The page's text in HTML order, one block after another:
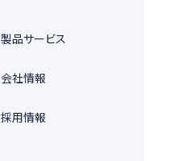
製品サービス
会社情報
採用情報